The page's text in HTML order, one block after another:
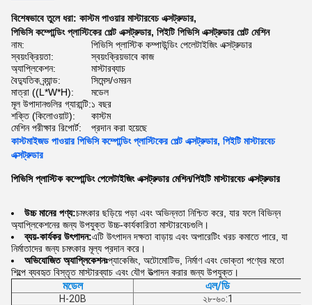
বিশেষভাবে তুলে ধরা: কাস্টম পাওয়ার মাস্টারবেচ এক্সট্রুডার,
পিভিসি কম্পোন্ডিং প্লাস্টিকের পেল্ট এক্সট্রুডার, পিইটি পিভিসি এক্সট্রুডার পেল্ট মেশিন
নাম:
পিভিসি প্লাস্টিক কম্পাউন্ডিং পেলেটাইজিং এক্সট্রুডার
স্বয়ংক্রিয়তা:
স্বয়ংক্রিয়ভাবে কাজ
অ্যাপ্লিকেশন:
মাস্টারব্যাচ
বৈদ্যুতিক ব্র্যান্ড:
সিমেন্স/ওমরন
মাত্রা ((L*W*H):
মডেল
মূল উপাদানগুলির গ্যারান্টি:১ বছর
শক্তি (কিলোওয়াট):
কাস্টম
মেশিন পরীক্ষার রিপোর্ট:
প্রদান করা হয়েছে
কাস্টমাইজড পাওয়ার পিভিসি কম্পোন্ডিং প্লাস্টিকের পেল্ট এক্সট্রুডার, পিইটি মাস্টারবেচ
এক্সট্রুডার
পিভিসি প্লাস্টিক কম্পোন্ডিং পেলেটাইজিং এক্সট্রুডার মেশিন/পিইটি মাস্টারবেচ এক্সট্রুডার
উচ্চ মানের পণ্য:চমৎকার ছড়িয়ে পড়া এবং অভিন্নতা নিশ্চিত করে, যার ফলে বিভিন্ন
অ্যাপ্লিকেশনের জন্য উপযুক্ত উচ্চ-কার্যকারিতা মাস্টারবেচগুলি।
ব্যয়-কার্যকর উৎপাদন:এটি উৎপাদন দক্ষতা বাড়ায় এবং অপারেটিং খরচ কমাতে পারে, যা
নির্মাতাদের জন্য চমৎকার মূল্য প্রদান করে।
অভিযোজিত অ্যাপ্লিকেশনঃপ্যাকেজিং, অটোমোটিভ, নির্মাণ এবং ভোক্তা পণ্যের মতো
শিল্পে ব্যবহৃত বিস্তৃত মাস্টারব্যাচ এবং যৌগ উত্পাদন করার জন্য উপযুক্ত।
মডেল এল/ডি
H-20B
২৮-৬০:1